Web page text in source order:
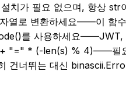
치가 필요 없으며, 항상 str
로 변환하세요——이 함수
를 사용하세요——JWT,
"=" * (-len(s) % 4)——필
건너뛰는 대신